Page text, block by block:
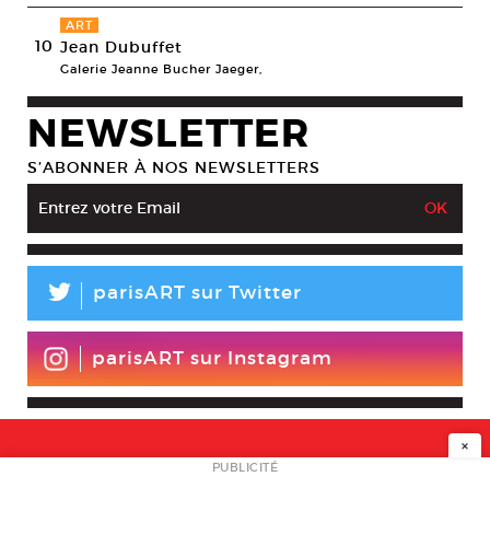
10
ART
Jean Dubuffet
Galerie Jeanne Bucher Jaeger,
NEWSLETTER
S’ABONNER À NOS NEWSLETTERS
L parisART sur Twitter
parisART sur Instagram
NEWSLETTER
×
PUBLICITÉ